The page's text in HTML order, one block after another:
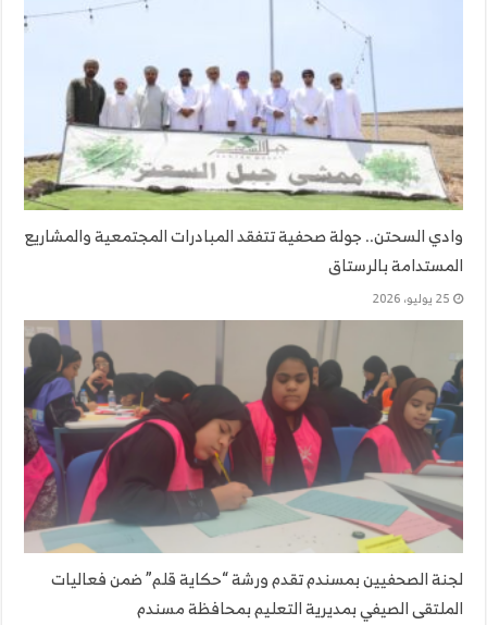
وادي السحتن.. جولة صحفية تتفقد المبادرات المجتمعية والمشاريع
المستدامة بالرستاق
25 يوليو، 2026
لجنة الصحفيين بمسندم تقدم ورشة “حكاية قلم” ضمن فعاليات
الملتقى الصيفي بمديرية التعليم بمحافظة مسندم